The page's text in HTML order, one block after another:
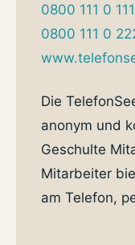
0800 111 0 111
0800 111 0
Die
anonym und
Geschulte
Mitarbeiter
am Telefon,